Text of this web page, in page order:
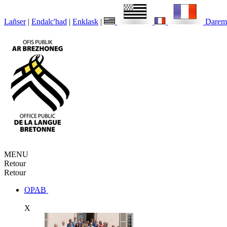
Lañser | Endalc'had | Enklask |
MENU
Retour
Retour
OPAB
X